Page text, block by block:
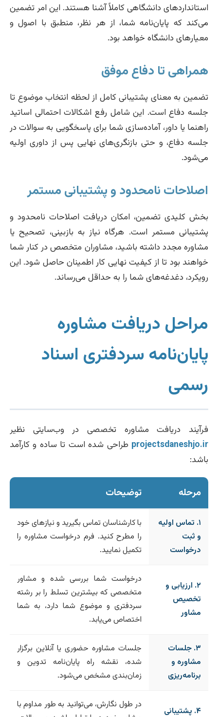
استانداردهای دانشگاهی کاملاً آشنا هستند. این امر تضمین
می‌کند که پایان‌نامه شما، از هر نظر، منطبق با اصول و
معیارهای دانشگاه خواهد بود.
همراهی تا دفاع موفق
تضمین به معنای پشتیبانی کامل از لحظه انتخاب موضوع تا
جلسه دفاع است. این شامل رفع اشکالات احتمالی اساتید
راهنما یا داور، آماده‌سازی شما برای پاسخگویی به سوالات در
جلسه دفاع، و حتی بازنگری‌های نهایی پس از داوری اولیه
می‌شود.
اصلاحات نامحدود و پشتیبانی مستمر
بخش کلیدی تضمین، امکان دریافت اصلاحات نامحدود و
پشتیبانی مستمر است. هرگاه نیاز به بازبینی، تصحیح یا
مشاوره مجدد داشته باشید، مشاوران متخصص در کنار شما
خواهند بود تا از کیفیت نهایی کار اطمینان حاصل شود. این
رویکرد، دغدغه‌های شما را به حداقل می‌رساند.
مراحل دریافت مشاوره
پایان‌نامه سردفتری اسناد
رسمی
فرآیند دریافت مشاوره تخصصی در وب‌سایتی نظیر
projectsdaneshjo.ir طراحی شده است تا ساده و کارآمد
باشد:
مرحله توضیحات
۱. تماس اولیه
و ثبت
درخواست
با کارشناسان تماس بگیرید و نیازهای خود
را مطرح کنید. فرم درخواست مشاوره را
تکمیل نمایید.
۲. ارزیابی و
تخصیص
مشاور
درخواست شما بررسی شده و مشاور
متخصصی که بیشترین تسلط را بر رشته
سردفتری و موضوع شما دارد، به شما
اختصاص می‌یابد.
۳. جلسات
مشاوره و
برنامه‌ریزی
جلسات مشاوره حضوری یا آنلاین برگزار
شده، نقشه راه پایان‌نامه تدوین و
زمان‌بندی مشخص می‌شود.
۴. پشتیبانی
در طول نگارش، می‌توانید به طور مداوم با